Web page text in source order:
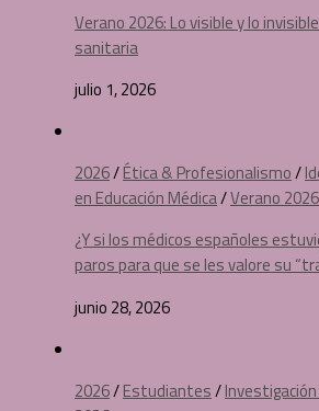
Verano 2026: Lo visible y lo
sanitaria
julio 1, 2026
2026/Ética & Profesionalismo/
en Educación Médica/Verano 2026
¿Y si los médicos españoles
paros para que se les valore su
junio 28, 2026
2026/Estudiantes/